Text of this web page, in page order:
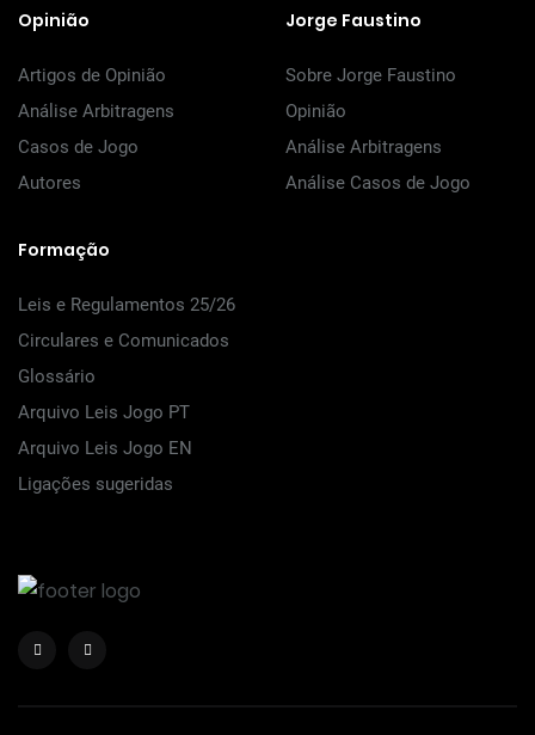
Opinião
Artigos de Opinião
Análise Arbitragens
Casos de Jogo
Autores
Jorge Faustino
Sobre Jorge Faustino
Opinião
Análise Arbitragens
Análise Casos de Jogo
Formação
Leis e Regulamentos 25/26
Circulares e Comunicados
Glossário
Arquivo Leis Jogo PT
Arquivo Leis Jogo EN
Ligações sugeridas